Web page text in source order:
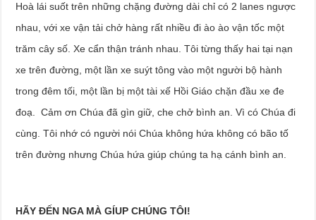
Hoà lái suốt trên những chặng đường dài chỉ có 2 lanes ngược
nhau, với xe vận tải chở hàng rất nhiều đi ào ào vận tốc một
trăm cây số. Xe cẩn thận tránh nhau. Tôi từng thấy hai tại nạn
xe trên đường, một lần xe suýt tông vào một người bộ hành
trong đêm tối, một lần bị một tài xế Hồi Giáo chặn đầu xe đe
đoạ. Cảm ơn Chúa đã gìn giữ, che chở bình an. Vì có Chúa đi
cùng. Tôi nhớ có người nói Chúa không hứa không có bão tố
trên đường nhưng Chúa hứa giúp chúng ta hạ cánh bình an.
HÃY ĐẾN NGA MÀ GÍUP CHÚNG TÔI!